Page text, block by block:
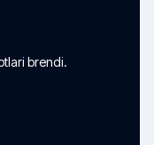
brendi.